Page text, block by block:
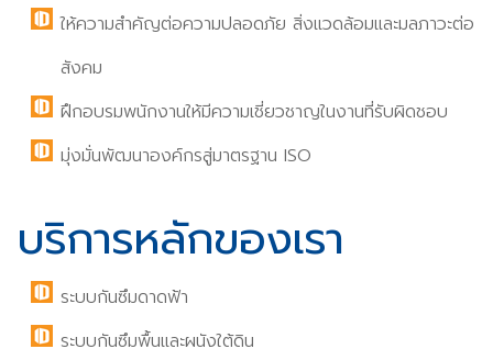
ให้ความสำคัญต่อความปลอดภัย สิ่งแวดล้อมและมลภาวะต่อ
สังคม
ฝึกอบรมพนักงานให้มีความเชี่ยวชาญในงานที่รับผิดชอบ
มุ่งมั่นพัฒนาองค์กรสู่มาตรฐาน ISO
บริการหลักของเรา
ระบบกันซึมดาดฟ้า
ระบบกันซึมพื้นและผนังใต้ดิน